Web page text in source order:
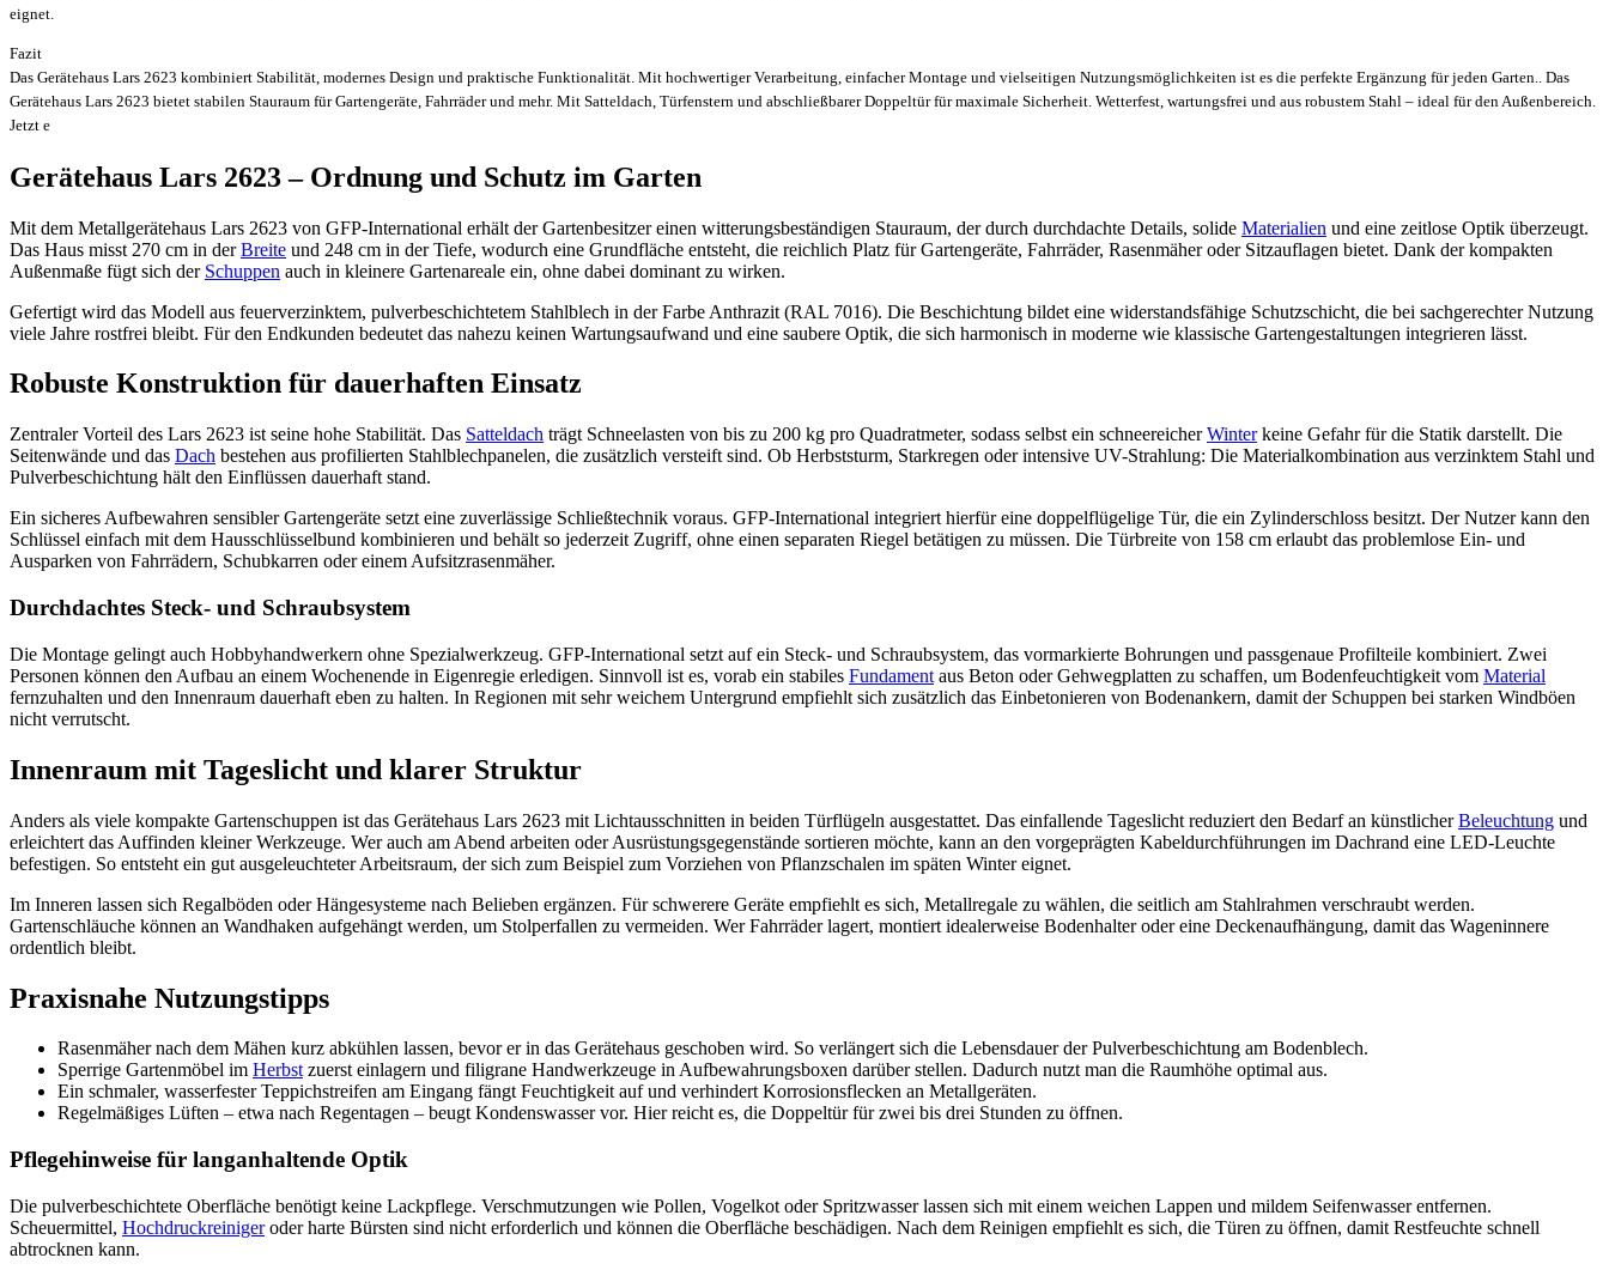
eignet.
Fazit
Das Gerätehaus Lars 2623 kombiniert Stabilität, modernes Design und praktische Funktionalität. Mit hochwertiger Verarbeitung, einfacher Montage und vielseitigen Nutzungsmöglichkeiten ist es die perfekte Ergänzung für jeden Garten.. Das
Gerätehaus Lars 2623 bietet stabilen Stauraum für Gartengeräte, Fahrräder und mehr. Mit Satteldach, Türfenstern und abschließbarer Doppeltür für maximale Sicherheit. Wetterfest, wartungsfrei und aus robustem Stahl – ideal für den Außenbereich.
Jetzt e
Gerätehaus Lars 2623 – Ordnung und Schutz im Garten
Mit dem Metallgerätehaus Lars 2623 von GFP-International erhält der Gartenbesitzer einen witterungsbeständigen Stauraum, der durch durchdachte Details, solide Materialien und eine zeitlose Optik überzeugt.
Das Haus misst 270 cm in derBreite und 248 cm in der Tiefe, wodurch eine Grundfläche entsteht, die reichlich Platz für Gartengeräte, Fahrräder, Rasenmäher oder Sitzauflagen bietet. Dank der kompakten
Außenmaße fügt sich der Schuppen auch in kleinere Gartenareale ein, ohne dabei dominant zu wirken.
Gefertigt wird das Modell aus feuerverzinktem, pulverbeschichtetem Stahlblech in der Farbe Anthrazit (RAL 7016). Die Beschichtung bildet eine widerstandsfähige Schutzschicht, die bei sachgerechter Nutzung
viele Jahre rostfrei bleibt. Für den Endkunden bedeutet das nahezu keinen Wartungsaufwand und eine saubere Optik, die sich harmonisch in moderne wie klassische Gartengestaltungen integrieren lässt.
Robuste Konstruktion für dauerhaften Einsatz
Zentraler Vorteil des Lars 2623 ist seine hohe Stabilität. Das Satteldach trägt Schneelasten von bis zu 200 kg pro Quadratmeter, sodass selbst ein schneereicherWinterkeine Gefahr für die Statik darstellt. Die
Seitenwände und das Dach bestehen aus profilierten Stahlblechpanelen, die zusätzlich versteift sind. Ob Herbststurm, Starkregen oder intensive UV-Strahlung: Die Materialkombination aus verzinktem Stahl und
Pulverbeschichtung hält den Einflüssen dauerhaft stand.
Ein sicheres Aufbewahren sensibler Gartengeräte setzt eine zuverlässige Schließtechnik voraus. GFP-International integriert hierfür eine doppelflügelige Tür, die ein Zylinderschloss besitzt. Der Nutzer kann den
Schlüssel einfach mit dem Hausschlüsselbund kombinieren und behält so jederzeit Zugriff, ohne einen separaten Riegel betätigen zu müssen. Die Türbreite von 158 cm erlaubt das problemlose Ein- und
Ausparken von Fahrrädern, Schubkarren oder einem Aufsitzrasenmäher.
Durchdachtes Steck- und Schraubsystem
Die Montage gelingt auch Hobbyhandwerkern ohne Spezialwerkzeug. GFP-International setzt auf ein Steck- und Schraubsystem, das vormarkierte Bohrungen und passgenaue Profilteile kombiniert. Zwei
Personen können den Aufbau an einem Wochenende in Eigenregie erledigen. Sinnvoll ist es, vorab ein stabiles Fundament aus Beton oder Gehwegplatten zu schaffen, um Bodenfeuchtigkeit vom Material
fernzuhalten und den Innenraum dauerhaft eben zu halten. In Regionen mit sehr weichem Untergrund empfiehlt sich zusätzlich das Einbetonieren von Bodenankern, damit der Schuppen bei starken Windböen
nicht verrutscht.
Innenraum mit Tageslicht und klarer Struktur
Anders als viele kompakte Gartenschuppen ist das Gerätehaus Lars 2623 mit Lichtausschnitten in beiden Türflügeln ausgestattet. Das einfallende Tageslicht reduziert den Bedarf an künstlicherBeleuchtung und
erleichtert das Auffinden kleiner Werkzeuge. Wer auch am Abend arbeiten oder Ausrüstungsgegenstände sortieren möchte, kann an den vorgeprägten Kabeldurchführungen im Dachrand eine LED-Leuchte
befestigen. So entsteht ein gut ausgeleuchteter Arbeitsraum, der sich zum Beispiel zum Vorziehen von Pflanzschalen im späten Winter eignet.
Im Inneren lassen sich Regalböden oder Hängesysteme nach Belieben ergänzen. Für schwerere Geräte empfiehlt es sich, Metallregale zu wählen, die seitlich am Stahlrahmen verschraubt werden.
Gartenschläuche können an Wandhaken aufgehängt werden, um Stolperfallen zu vermeiden. Wer Fahrräder lagert, montiert idealerweise Bodenhalter oder eine Deckenaufhängung, damit das Wageninnere
ordentlich bleibt.
Praxisnahe Nutzungstipps
Rasenmäher nach dem Mähen kurz abkühlen lassen, bevor er in das Gerätehaus geschoben wird. So verlängert sich die Lebensdauer der Pulverbeschichtung am Bodenblech.
Sperrige Gartenmöbel im Herbstzuerst einlagern und filigrane Handwerkzeuge in Aufbewahrungsboxen darüber stellen. Dadurch nutzt man die Raumhöhe optimal aus.
Ein schmaler, wasserfester Teppichstreifen am Eingang fängt Feuchtigkeit auf und verhindert Korrosionsflecken an Metallgeräten.
Regelmäßiges Lüften – etwa nach Regentagen – beugt Kondenswasser vor. Hier reicht es, die Doppeltür für zwei bis drei Stunden zu öffnen.
Pflegehinweise für langanhaltende Optik
Die pulverbeschichtete Oberfläche benötigt keine Lackpflege. Verschmutzungen wie Pollen, Vogelkot oder Spritzwasser lassen sich mit einem weichen Lappen und mildem Seifenwasser entfernen.
Scheuermittel, Hochdruckreinigeroder harte Bürsten sind nicht erforderlich und können die Oberfläche beschädigen. Nach dem Reinigen empfiehlt es sich, die Türen zu öffnen, damit Restfeuchte schnell
abtrocknen kann.